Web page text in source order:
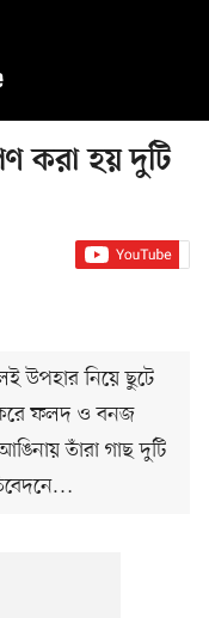
করা হয় দুটি
উপহার নিয়ে ছুটে
ফলদ ও বনজ
তাঁরা গাছ দুটি